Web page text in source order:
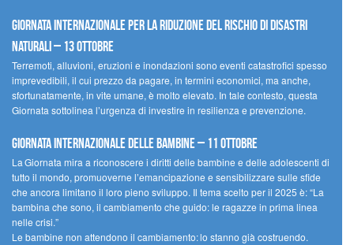
Giornata internazionale per la riduzione del rischio di disastri
naturali – 13 ottobre
Terremoti, alluvioni, eruzioni e inondazioni sono eventi catastrofici spesso
imprevedibili, il cui prezzo da pagare, in termini economici, ma anche,
sfortunatamente, in vite umane, è molto elevato. In tale contesto, questa
Giornata sottolinea l’urgenza di investire in resilienza e prevenzione.
Giornata internazionale delle bambine – 11 ottobre
La Giornata mira a riconoscere i diritti delle bambine e delle adolescenti di
tutto il mondo, promuoverne l’emancipazione e sensibilizzare sulle sfide
che ancora limitano il loro pieno sviluppo. Il tema scelto per il 2025 è: “La
bambina che sono, il cambiamento che guido: le ragazze in prima linea
nelle crisi.”
Le bambine non attendono il cambiamento: lo stanno già costruendo.